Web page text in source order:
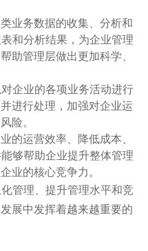
业务数据的收集、分析和
和分析结果，为企业管理
助管理层做出更加科学、
企业的各项业务活动进行
进行处理，加强对企业运
险。
的运营效率、降低成本、
够帮助企业提升整体管理
业的核心竞争力。
管理、提升管理水平和竞
展中发挥着越来越重要的